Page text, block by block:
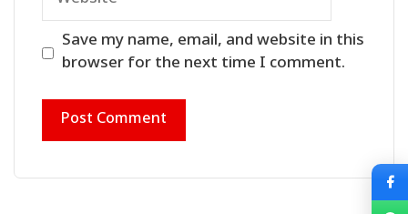
Save my name, email, and website in this
browser for the next time I comment.